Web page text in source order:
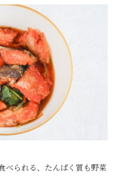
べられる、たんぱく質も野菜